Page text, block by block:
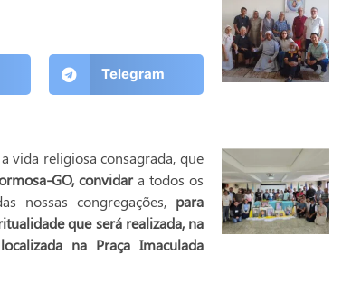
Telegram
vida religiosa consagrada, que
GO, convidara todos os
nossas congregações, para
que será realizada, na
na Praça Imaculada